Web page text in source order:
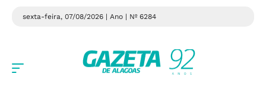
sexta-feira, 07/08/2026 | Ano | Nº 6284